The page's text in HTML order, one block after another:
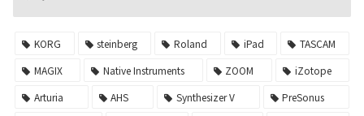
KORG steinberg Roland iPad
TASCAM
MAGIX
Native Instruments ZOOM
iZotope
Arturia
AHS Synthesizer V
PreSonus